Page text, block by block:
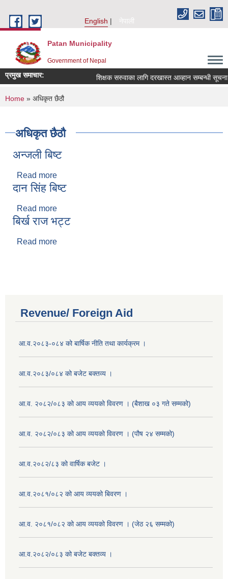
English
नेपाली
Patan Municipality
Government of Nepal
प्रमुख समाचार: शिक्षक सरुवाका लागि दरखास्त आव्हान सम्बन्धी सूचना ।
You are here
Home » अधिकृत छैठौ
अधिकृत छैठौ
अन्‍जली बिष्‍ट
Read more
दान सिंह बिष्‍ट
Read more
बिर्ख राज भट्ट
Read more
Revenue/ Foreign Aid
आ.व.२०८३-०८४ को बार्षिक नीति तथा कार्यक्रम ।
आ.व.२०८३/०८४ को बजेट बक्तव्य ।
आ.व. २०८२/०८३ को आय व्ययको विवरण । (बैशाख ०३ गते सम्मको)
आ.व. २०८२/०८३ को आय व्ययको विवरण । (पौष २४ सम्मको)
आ.व.२०८२/८३ को वार्षिक बजेट ।
आ.व.२०८१/०८२ को आय व्ययको बिवरण ।
आ.व. २०८१/०८२ को आय व्ययको विवरण । (जेठ २६ सम्मको)
आ.व.२०८२/०८३ को बजेट बक्तव्य ।